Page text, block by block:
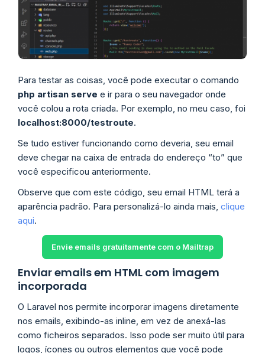
Para testar as coisas, você pode executar o comando
php artisan serve e ir para o seu navegador onde
você colou a rota criada. Por exemplo, no meu caso, foi
localhost:8000/testroute.
Se tudo estiver funcionando como deveria, seu email
deve chegar na caixa de entrada do endereço “to” que
você especificou anteriormente.
Observe que com este código, seu email HTML terá a
aparência padrão. Para personalizá-lo ainda mais, clique
aqui.
Envie emails gratuitamente com o Mailtrap
Enviar emails em HTML com imagem
incorporada
O Laravel nos permite incorporar imagens diretamente
nos emails, exibindo-as inline, em vez de anexá-las
como ficheiros separados. Isso pode ser muito útil para
logos, ícones ou outros elementos que você pode